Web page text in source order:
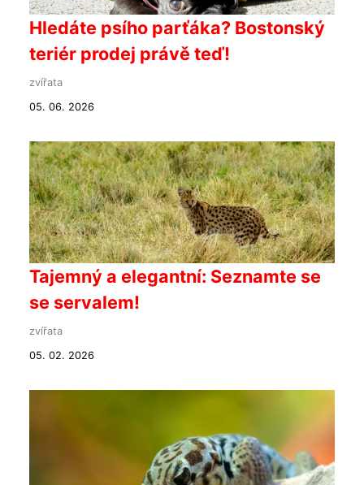
Hledáte psího parťáka? Bostonský
teriér prodej právě teď!
zvířata
05. 06. 2026
Tajemný a elegantní: Seznamte se
se servalem!
zvířata
05. 02. 2026